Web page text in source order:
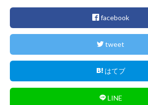
facebook
tweet
はてブ
LINE